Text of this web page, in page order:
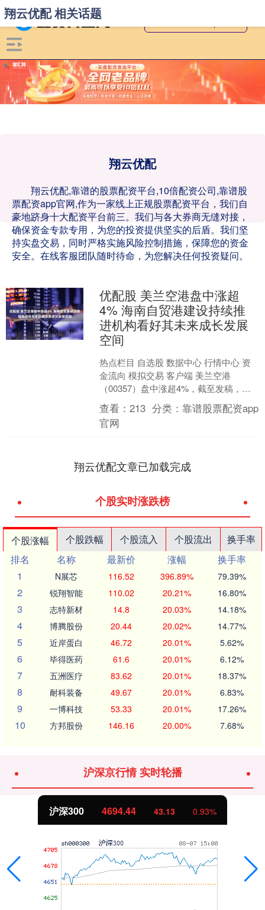
翔云优配
翔云优配,靠谱的股票配资平台,10倍配资公司,靠谱股
票配资app官网,作为一家线上正规股票配资平台，我们自
豪地跻身十大配资平台前三。我们与各大券商无缝对接，
确保资金专款专用，为您的投资提供坚实的后盾。我们坚
持实盘交易，同时严格实施风险控制措施，保障您的资金
安全。在线客服团队随时待命，为您解决任何投资疑问。
翔云优配 相关话题
优配股 美兰空港盘中涨超
4% 海南自贸港建设持续推
进机构看好其未来成长发展
空间
热点栏目 自选股 数据中心 行情中心 资
金流向 模拟交易 客户端 美兰空港
（00357）盘中涨超4%，截至发稿，股
价上涨2.96%，现报11.82港元，成交额
3....
查看：213 分类：靠谱股票配资app
官网
翔云优配文章已加载完成
个股实时涨跌榜
个股涨幅 个股跌幅 个股流入 个股流出
换手率
排名
名称 最新价 涨幅
换手率
1
N展芯 116.52 396.89% 79.39%
2 锐翔智能 110.02 20.21% 16.80%
3 志特新材 14.8 20.03% 14.18%
4 博腾股份 20.44 20.02% 14.77%
5 近岸蛋白 46.72 20.01% 5.62%
6 毕得医药 61.6 20.01% 6.12%
7 五洲医疗 83.62 20.01% 18.37%
8 耐科装备 49.67 20.01% 6.83%
9 一博科技 53.33 20.01% 17.26%
10 方邦股份 146.16 20.00% 7.68%
沪深京行情 实时轮播
沪深300 4694.44 43.13 0.93%